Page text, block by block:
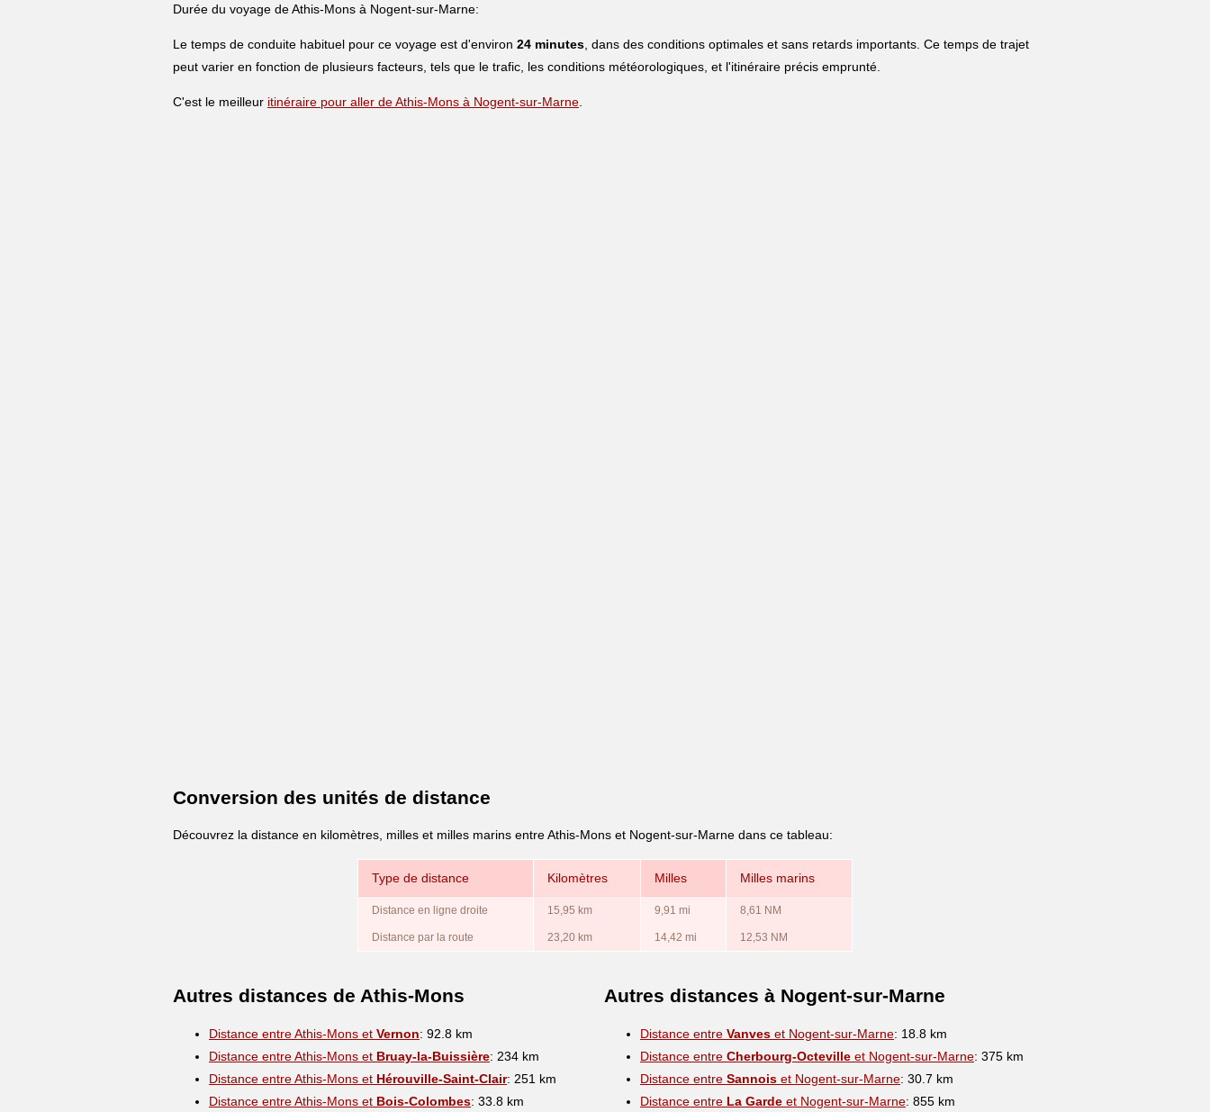
Durée du voyage de Athis-Mons à Nogent-sur-Marne:
Le temps de conduite habituel pour ce voyage est d'environ 24 minutes , dans des conditions optimales et sans retards importants. Ce temps de trajet
peut varier en fonction de plusieurs facteurs, tels que le trafic, les conditions météorologiques, et l'itinéraire précis emprunté.
C'est le meilleur itinéraire pour aller de Athis-Mons à Nogent-sur-Marne
Conversion des unités de distance
Découvrez la distance en kilomètres, milles et milles marins entre Athis-Mons et Nogent-sur-Marne dans ce tableau:
Type de distance Kilomètres Milles Milles marins
Distance en ligne droite 15,95 km 9,91 mi 8,61 NM
Distance par la route 23,20 km 14,42 mi 12,53 NM
Autres distances de Athis-Mons
Distance entre Athis-Mons et Vernon: 92.8 km
Distance entre Athis-Mons et Bruay-la-Buissière: 234 km
Distance entre Athis-Mons et Hérouville-Saint-Clair: 251 km
Distance entre Athis-Mons et Bois-Colombes: 33.8 km
Autres distances à Nogent-sur-Marne
Distance entre Vanves et Nogent-sur-Marne: 18.8 km
Distance entre Cherbourg-Octeville et Nogent-sur-Marne: 375 km
Distance entre Sannois et Nogent-sur-Marne: 30.7 km
Distance entre La Garde et Nogent-sur-Marne: 855 km